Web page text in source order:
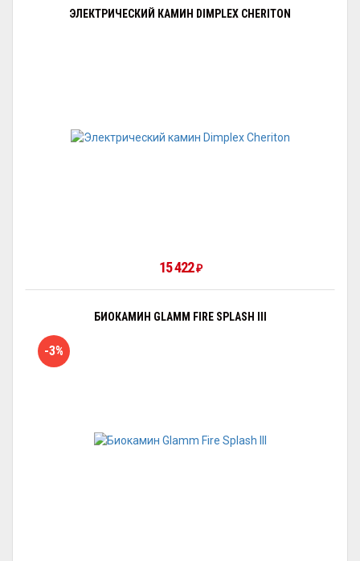
ЭЛЕКТРИЧЕСКИЙ КАМИН DIMPLEX CHERITON
15 422₽
БИОКАМИН GLAMM FIRE SPLASH III
-3%